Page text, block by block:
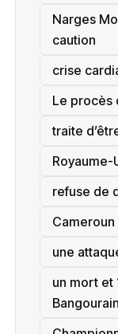
Narges
caution
crise
Le procès
traite
‎Royaume-
refuse de
‎Cameroun
une
un mort et
Bangourain